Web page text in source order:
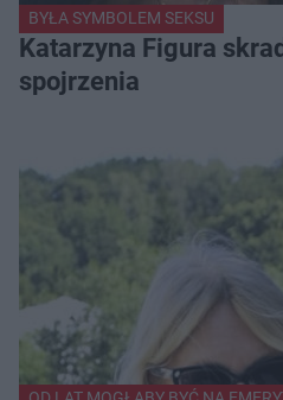
BYŁA SYMBOLEM SEKSU
Katarzyna Figura
spojrzenia